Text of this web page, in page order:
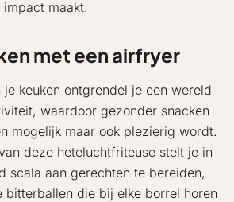
maakt.
met een airfryer
keuken ontgrendel je een wereld
waardoor gezonder snacken
mogelijk maar ook plezierig wordt.
deze heteluchtfriteuse stelt je in
scala aan gerechten te bereiden,
bitterballen die bij elke borrel horen